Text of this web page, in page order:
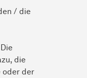
/ die
die
oder der